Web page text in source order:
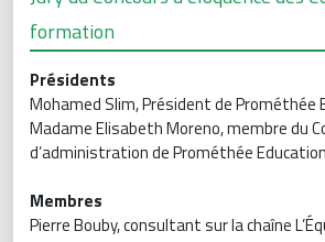
formation
Présidents
Mohamed Slim, Président de Prométhée
Madame Elisabeth Moreno, membre du
d’administration de Prométhée Education
Membres
Pierre Bouby, consultant sur la chaîne